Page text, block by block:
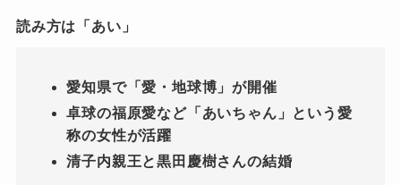
読み方は「あい」
愛知県で「愛・地球博」が開催
卓球の福原愛など「あいちゃん」という愛
称の女性が活躍
清子内親王と黒田慶樹さんの結婚